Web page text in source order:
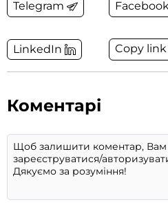
Telegram
LinkedIn Copy link
Коментарі